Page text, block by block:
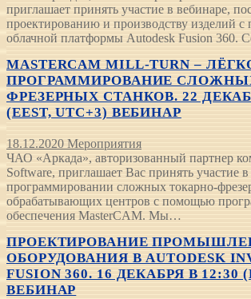
приглашает принять участие в вебинаре,
проектированию и производству изделий
облачной платформы Autodesk Fusion 360.
MASTERCAM MILL-TURN –
ПРОГРАММИРОВАНИЕ
ФРЕЗЕРНЫХ СТАНКОВ. 22
(EEST, UTC+3) ВЕБИНАР
18.12.2020 Мероприятия
ЧАО «Аркада», авторизованный партнер
Software, приглашает Вас принять участие
программировании сложных токарно-
обрабатывающих центров с помощью
обеспечения MasterCAM. Мы…
ПРОЕКТИРОВАНИЕ
ОБОРУДОВАНИЯ В AUTODESK
FUSION 360. 16 ДЕКАБРЯ В 12:30
ВЕБИНАР